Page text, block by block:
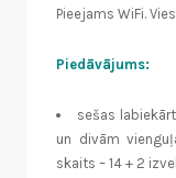
Pieejams WiFi.
Piedāvājums:
sešas
un divām
skaits – 14 + 2